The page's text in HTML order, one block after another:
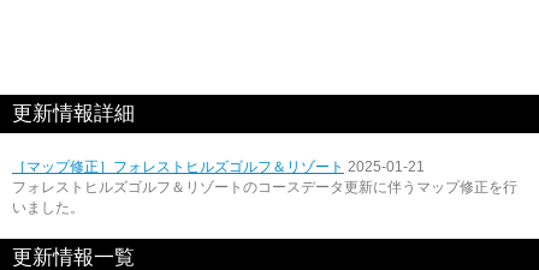
更新情報詳細
［マップ修正］フォレストヒルズゴルフ＆リゾート 2025-01-21
フォレストヒルズゴルフ＆リゾートのコースデータ更新に伴うマップ修正を行
いました。
更新情報一覧